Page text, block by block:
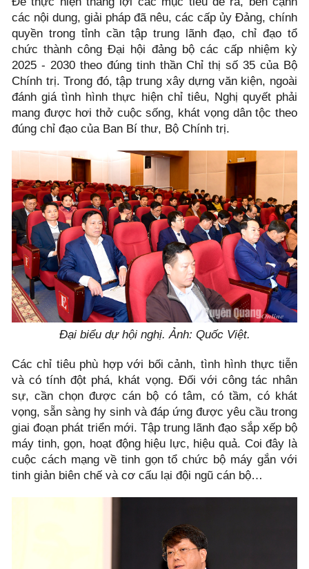
các nội dung, giải pháp đã nêu, các cấp ủy Đảng, chính
quyền trong tỉnh cần tập trung lãnh đạo, chỉ đạo tổ
chức thành công Đại hội đảng bộ các cấp nhiệm kỳ
2025 - 2030 theo đúng tinh thần Chỉ thị số 35 của Bộ
Chính trị. Trong đó, tập trung xây dựng văn kiện, ngoài
đánh giá tình hình thực hiện chỉ tiêu, Nghị quyết phải
mang được hơi thở cuộc sống, khát vọng dân tộc theo
đúng chỉ đạo của Ban Bí thư, Bộ Chính trị.
Đại biểu dự hội nghị. Ảnh: Quốc Việt.
Các chỉ tiêu phù hợp với bối cảnh, tình hình thực tiễn
và có tính đột phá, khát vọng. Đối với công tác nhân
sự, cần chọn được cán bộ có tâm, có tầm, có khát
vọng, sẵn sàng hy sinh và đáp ứng được yêu cầu trong
giai đoạn phát triển mới. Tập trung lãnh đạo sắp xếp bộ
máy tinh, gọn, hoạt động hiệu lực, hiệu quả. Coi đây là
cuộc cách mạng về tinh gọn tổ chức bộ máy gắn với
tinh giản biên chế và cơ cấu lại đội ngũ cán bộ…